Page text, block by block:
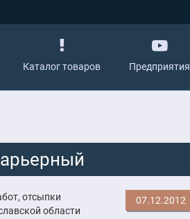
Каталог товаров Предприятия
07.12.2012
отсыпки
области